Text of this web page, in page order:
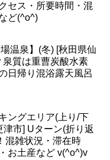
セス・所要時間・混
ど(^o^)
場温泉】(冬) [秋田県仙
泉質は重曹炭酸水素
日帰り混浴露天風呂
ングエリア(上り/下
津市] Uターン(折り返
混雑状況・滞在時
お土産など v(^o^)v